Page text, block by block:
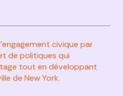
civique par
de politiques qui
tout en développant
de New York.